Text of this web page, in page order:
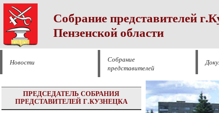
Собрание представителей
Пензенской области
Новости
Собрание
представителей
ПРЕДСЕДАТЕЛЬ СОБРАНИЯ
ПРЕДСТАВИТЕЛЕЙ Г.КУЗНЕЦКА